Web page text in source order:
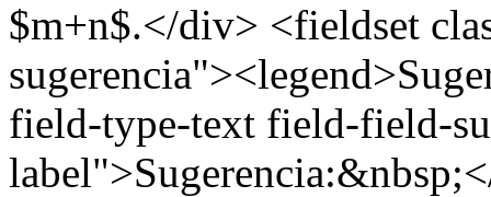
$m+n$.</div> <fieldset
field-type-text field-field-